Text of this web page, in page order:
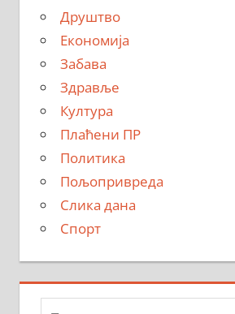
Друштво
Економија
Забава
Здравље
Култура
Плаћени ПР
Политика
Пољопривреда
Слика дана
Спорт
Тражи: